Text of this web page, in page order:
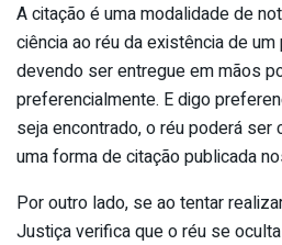
A citação é uma modalidade de
ciência ao réu da existência de
devendo ser entregue em mãos
preferencialmente. E digo
seja encontrado, o réu poderá ser
uma forma de citação publicada
Por outro lado, se ao tentar
Justiça verifica que o réu se